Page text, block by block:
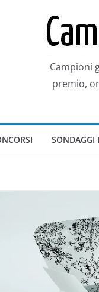
Campioni
premio,
SONDAGGI